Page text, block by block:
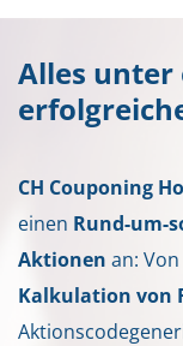
Alles unter
CH Couponing
einen Rund-um-
Aktionen an:
Kalkulation von